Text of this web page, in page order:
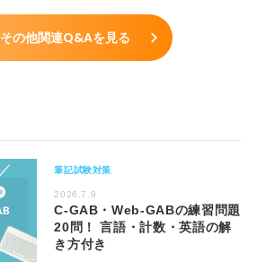
その他関連Q&Aを見る
筆記試験対策
2026.7.9
C-GAB・Web-GABの練習問題
20問！ 言語・計数・英語の解
き方付き